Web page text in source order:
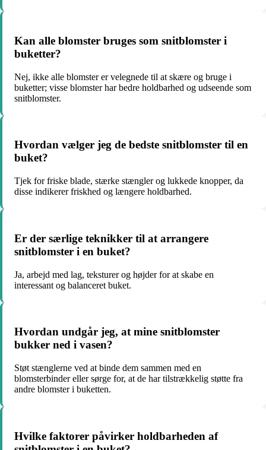
Kan alle blomster bruges som snitblomster i
buketter?
Nej, ikke alle blomster er velegnede til at skære og bruge i
buketter; visse blomster har bedre holdbarhed og udseende som
snitblomster.
Hvordan vælger jeg de bedste snitblomster til en
buket?
Tjek for friske blade, stærke stængler og lukkede knopper, da
disse indikerer friskhed og længere holdbarhed.
Er der særlige teknikker til at arrangere
snitblomster i en buket?
Ja, arbejd med lag, teksturer og højder for at skabe en
interessant og balanceret buket.
Hvordan undgår jeg, at mine snitblomster
bukker ned i vasen?
Støt stænglerne ved at binde dem sammen med en
blomsterbinder eller sørge for, at de har tilstrækkelig støtte fra
andre blomster i buketten.
Hvilke faktorer påvirker holdbarheden af